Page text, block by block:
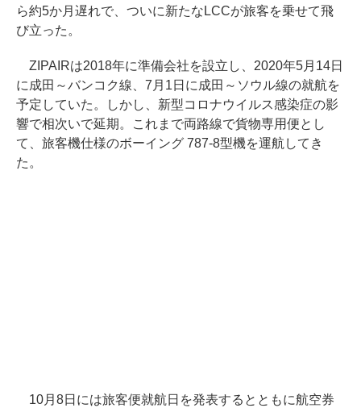
ら約5か月遅れで、ついに新たなLCCが旅客を乗せて飛
び立った。
ZIPAIRは2018年に準備会社を設立し、2020年5月14日
に成田～バンコク線、7月1日に成田～ソウル線の就航を
予定していた。しかし、新型コロナウイルス感染症の影
響で相次いで延期。これまで両路線で貨物専用便とし
て、旅客機仕様のボーイング 787-8型機を運航してき
た。
10月8日には旅客便就航日を発表するとともに航空券